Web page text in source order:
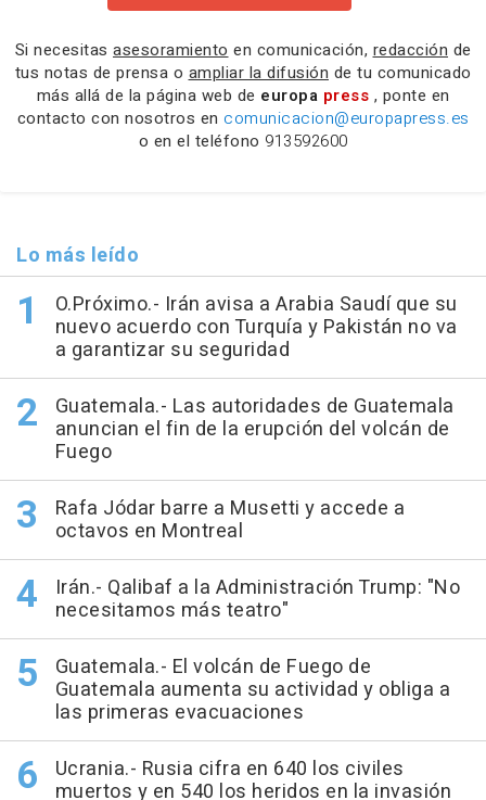
Si necesitas asesoramiento en comunicación, redacción de
tus notas de prensa o ampliar la difusión de tu comunicado
más allá de la página web de europa press , ponte en
contacto con nosotros en comunicacion@europapress.es
o en el teléfono 913592600
Lo más leído
O.Próximo.- Irán avisa a Arabia Saudí que su
nuevo acuerdo con Turquía y Pakistán no va
a garantizar su seguridad
Guatemala.- Las autoridades de Guatemala
anuncian el fin de la erupción del volcán de
Fuego
Rafa Jódar barre a Musetti y accede a
octavos en Montreal
Irán.- Qalibaf a la Administración Trump: "No
necesitamos más teatro"
Guatemala.- El volcán de Fuego de
Guatemala aumenta su actividad y obliga a
las primeras evacuaciones
Ucrania.- Rusia cifra en 640 los civiles
muertos y en 540 los heridos en la invasión